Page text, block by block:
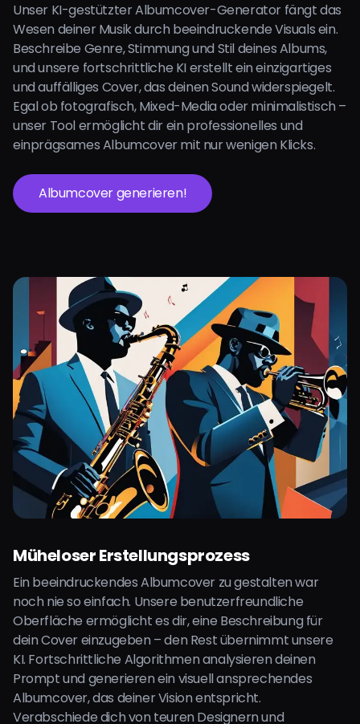
Unser KI-gestützter Albumcover-Generator fängt das
Wesen deiner Musik durch beeindruckende Visuals ein.
Beschreibe Genre, Stimmung und Stil deines Albums,
und unsere fortschrittliche KI erstellt ein einzigartiges
und auffälliges Cover, das deinen Sound widerspiegelt.
Egal ob fotografisch, Mixed-Media oder minimalistisch –
unser Tool ermöglicht dir ein professionelles und
einprägsames Albumcover mit nur wenigen Klicks.
Albumcover generieren!
Müheloser Erstellungsprozess
Ein beeindruckendes Albumcover zu gestalten war
noch nie so einfach. Unsere benutzerfreundliche
Oberfläche ermöglicht es dir, eine Beschreibung für
dein Cover einzugeben – den Rest übernimmt unsere
KI. Fortschrittliche Algorithmen analysieren deinen
Prompt und generieren ein visuell ansprechendes
Albumcover, das deiner Vision entspricht.
Verabschiede dich von teuren Designern und